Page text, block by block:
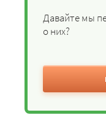
Давайте мы
о них?